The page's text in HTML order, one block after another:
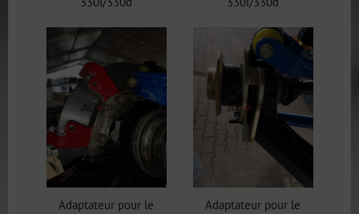
Adaptateur pour le
Adaptateur pour le